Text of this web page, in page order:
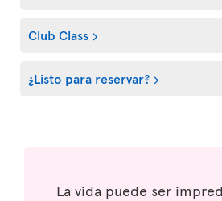
Club Class
¿Listo para reservar?
La vida puede ser